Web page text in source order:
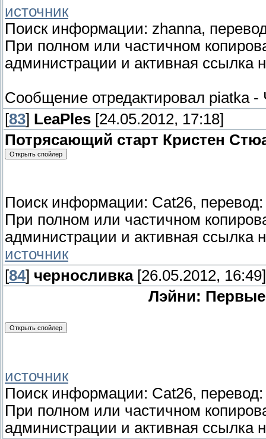
источник
Поиск информации: zhanna,
При полном или частичном
администрации и активная ссылка
Сообщение отредактировал piatka-
[83] LeaPles [24.05.2012, 17:18]
Потрясающий старт Кристен
Поиск информации: Cat26,
При полном или частичном
администрации и активная ссылка
источник
[84] черносливка[26.05.2012, 16:49]
Лэйни:
источник
Поиск информации: Cat26,
При полном или частичном
администрации и активная ссылка